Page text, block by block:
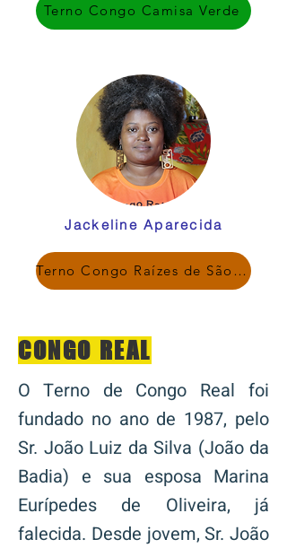
Terno Congo Camisa Verde
Jackeline Aparecida
Terno Congo Raízes de São
CONGO REAL
O Terno de Congo Real foi
fundado no ano de 1987, pelo
Sr. João Luiz da Silva (João da
Badia) e sua esposa Marina
Eurípedes de Oliveira, já
falecida. Desde jovem, Sr. João